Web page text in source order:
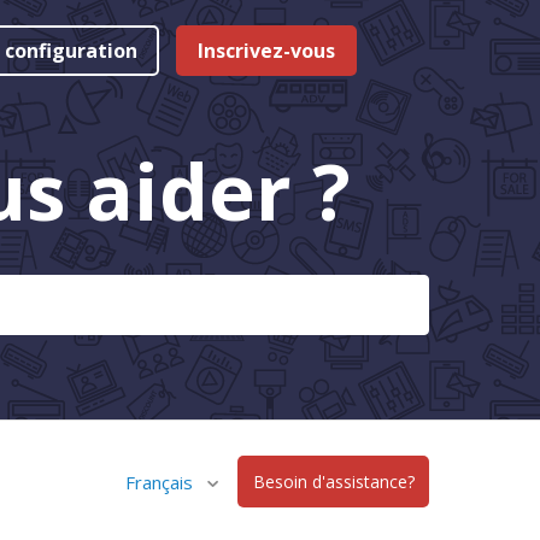
configuration Inscrivez-vous
aider ?
Français Besoin d'assistance?